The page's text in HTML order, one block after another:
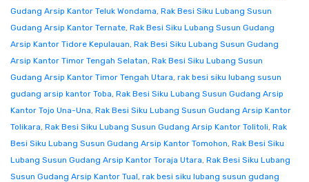
Gudang Arsip Kantor Teluk Wondama, Rak Besi Siku Lubang Susun
Gudang Arsip Kantor Ternate, Rak Besi Siku Lubang Susun Gudang
Arsip Kantor Tidore Kepulauan, Rak Besi Siku Lubang Susun Gudang
Arsip Kantor Timor Tengah Selatan, Rak Besi Siku Lubang Susun
Gudang Arsip Kantor Timor Tengah Utara, rak besi siku lubang susun
gudang arsip kantor Toba, Rak Besi Siku Lubang Susun Gudang Arsip
Kantor Tojo Una-Una, Rak Besi Siku Lubang Susun Gudang Arsip Kantor
Tolikara, Rak Besi Siku Lubang Susun Gudang Arsip Kantor Tolitoli, Rak
Besi Siku Lubang Susun Gudang Arsip Kantor Tomohon, Rak Besi Siku
Lubang Susun Gudang Arsip Kantor Toraja Utara, Rak Besi Siku Lubang
Susun Gudang Arsip Kantor Tual, rak besi siku lubang susun gudang